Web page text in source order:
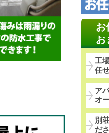
お
お
工
任
ア
オ
別
だ